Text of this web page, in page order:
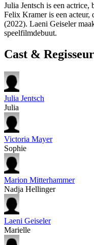
Julia Jentsch is een actrice,
Felix Kramer is een acteur,
(2022). Laeni Geiseler
speelfilmdebuut.
Cast & Regisseur
Julia Jentsch
Julia
Victoria Mayer
Sophie
Marion Mitterhammer
Nadja Hellinger
Laeni Geiseler
Marielle